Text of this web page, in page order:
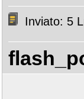
Inviato: 5